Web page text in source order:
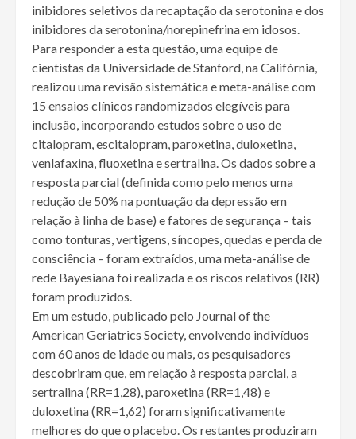
inibidores seletivos da recaptação da serotonina e dos
inibidores da serotonina/norepinefrina em idosos.
Para responder a esta questão, uma equipe de
cientistas da Universidade de Stanford, na Califórnia,
realizou uma revisão sistemática e meta-análise com
15 ensaios clínicos randomizados elegíveis para
inclusão, incorporando estudos sobre o uso de
citalopram, escitalopram, paroxetina, duloxetina,
venlafaxina, fluoxetina e sertralina. Os dados sobre a
resposta parcial (definida como pelo menos uma
redução de 50% na pontuação da depressão em
relação à linha de base) e fatores de segurança – tais
como tonturas, vertigens, síncopes, quedas e perda de
consciência – foram extraídos, uma meta-análise de
rede Bayesiana foi realizada e os riscos relativos (RR)
foram produzidos.
Em um estudo, publicado pelo Journal of the
American Geriatrics Society, envolvendo indivíduos
com 60 anos de idade ou mais, os pesquisadores
descobriram que, em relação à resposta parcial, a
sertralina (RR=1,28), paroxetina (RR=1,48) e
duloxetina (RR=1,62) foram significativamente
melhores do que o placebo. Os restantes produziram